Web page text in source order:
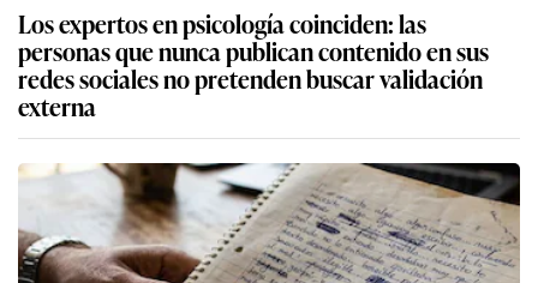
Los expertos en psicología coinciden: las
personas que nunca publican contenido en sus
redes sociales no pretenden buscar validación
externa